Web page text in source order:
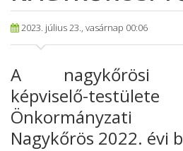
2023. július 23., vasárnap 00:06
A nagykőrösi
képviselő-
Nagykőrös 2022. évi